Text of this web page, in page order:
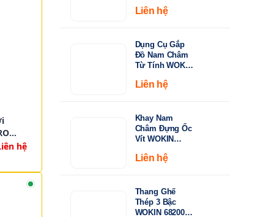
hệ
Tiêu Chuẩn
Liên hệ
Dụng Cụ Gắp
Đồ Nam Châm
Từ Tính WOKIN
Rút Dài 130-
Liên hệ
Khay Nam
Châm Đựng Ốc
Vít WOKIN
Đường Kính
Liên hệ
Thang Ghế
Thép 3 Bậc
WOKIN 682003